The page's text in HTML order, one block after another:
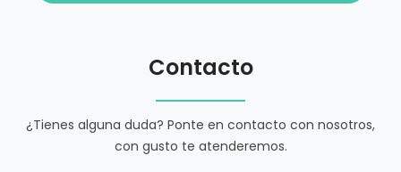
Contacto
¿Tienes alguna duda? Ponte en contacto con nosotros,
con gusto te atenderemos.